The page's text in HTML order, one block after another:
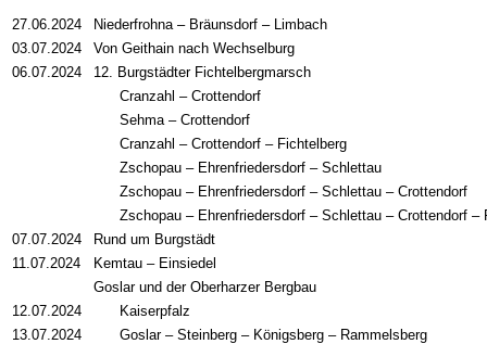
27.06.2024
Niederfrohna – Bräunsdorf – Limbach
03.07.2024
Von Geithain nach Wechselburg
06.07.2024
12. Burgstädter Fichtelbergmarsch
Cranzahl – Crottendorf
Sehma – Crottendorf
Cranzahl – Crottendorf – Fichtelberg
Zschopau – Ehrenfriedersdorf – Schlettau
Zschopau – Ehrenfriedersdorf – Schlettau – Crottendorf
Zschopau – Ehrenfriedersdorf – Schlettau – Crottendorf –
07.07.2024
Rund um Burgstädt
11.07.2024
Kemtau –Einsiedel
Goslar und der Oberharzer Bergbau
12.07.2024
Kaiserpfalz
13.07.2024
Goslar –Steinberg –Königsberg –Rammelsberg